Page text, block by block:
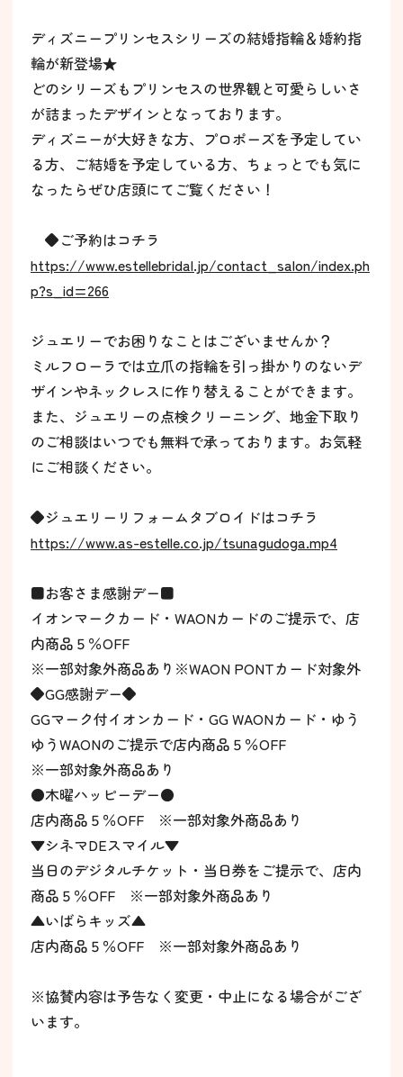
ディズニープリンセスシリーズの結婚指輪＆婚約指
輪が新登場★
どのシリーズもプリンセスの世界観と可愛らしいさ
が詰まったデザインとなっております。
ディズニーが大好きな方、プロポーズを予定してい
る方、ご結婚を予定している方、ちょっとでも気に
なったらぜひ店頭にてご覧ください！
◆ご予約はコチラ
https://www.estellebridal.jp/contact_salon/index.ph
p?s_id=266
ジュエリーでお困りなことはございませんか？
ミルフローラでは立爪の指輪を引っ掛かりのないデ
ザインやネックレスに作り替えることができます。
また、ジュエリーの点検クリーニング、地金下取り
のご相談はいつでも無料で承っております。お気軽
にご相談ください。
◆ジュエリーリフォームタブロイドはコチラ
https://www.as-estelle.co.jp/tsunagudoga.mp4
■お客さま感謝デー■
イオンマークカード・WAONカードのご提示で、店
内商品５％OFF
※一部対象外商品あり※WAON PONTカード対象外
◆GG感謝デー◆
GGマーク付イオンカード・GG WAONカード・ゆう
ゆうWAONのご提示で店内商品５％OFF
※一部対象外商品あり
●木曜ハッピーデー●
店内商品５％OFF ※一部対象外商品あり
▼シネマDEスマイル▼
当日のデジタルチケット・当日券をご提示で、店内
商品５％OFF ※一部対象外商品あり
▲いばらキッズ▲
店内商品５％OFF ※一部対象外商品あり
※協賛内容は予告なく変更・中止になる場合がござ
います。